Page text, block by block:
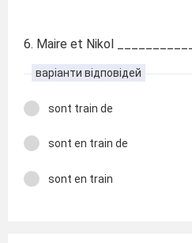
6. Maire et Nikol
варіанти відповідей
sont train de
sont en train de
sont en train